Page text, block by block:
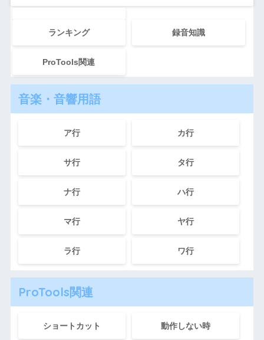
ランキング 録音知識
ProTools関連
音楽・音響用語
ア行 カ行
サ行 タ行
ナ行 ハ行
マ行 ヤ行
ラ行 ワ行
ProTools関連
ショートカット 動作しない時